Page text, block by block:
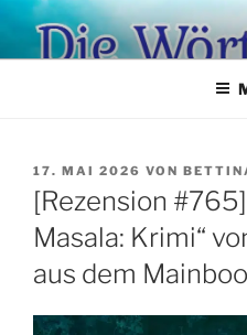
Zum
Inhalt
springen
VERÖFFENTLICHT
AM
17. MAI 2026 VON
[Rezension
Masala: Krimi“
aus dem